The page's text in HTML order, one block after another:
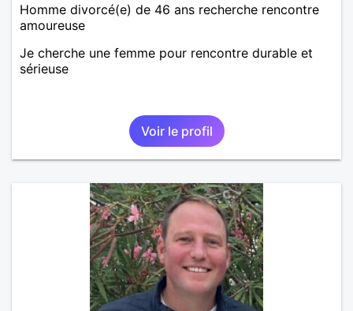
Homme divorcé(e) de 46 ans recherche rencontre
amoureuse
Je cherche une femme pour rencontre durable et
sérieuse
Voir le profil